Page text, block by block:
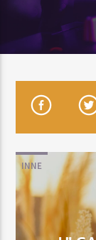
TERAZ GRAMY
TYTUŁ
ARTYSTA
TERAZ
INNE